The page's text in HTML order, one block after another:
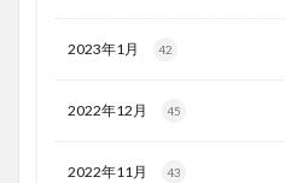
2023年1月 42
2022年12月 45
2022年11月 43